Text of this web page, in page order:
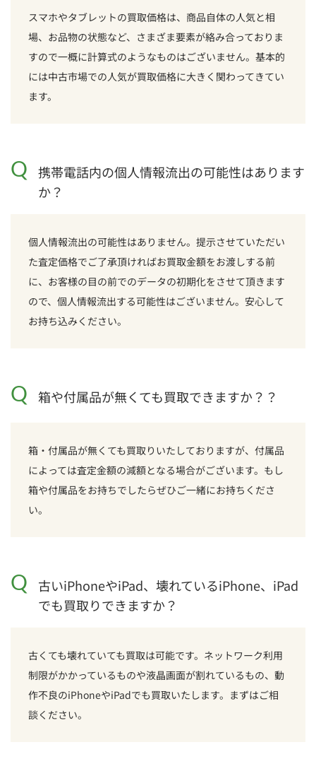
スマホやタブレットの買取価格は、商品自体の人気と相
場、お品物の状態など、さまざま要素が絡み合っておりま
すので一概に計算式のようなものはございません。基本的
には中古市場での人気が買取価格に大きく関わってきてい
ます。
Q
携帯電話内の個人情報流出の可能性はあります
か？
個人情報流出の可能性はありません。提示させていただい
た査定価格でご了承頂ければお買取金額をお渡しする前
に、お客様の目の前でのデータの初期化をさせて頂きます
ので、個人情報流出する可能性はございません。安心して
お持ち込みください。
Q 箱や付属品が無くても買取できますか？？
箱・付属品が無くても買取りいたしておりますが、付属品
によっては査定金額の減額となる場合がございます。もし
箱や付属品をお持ちでしたらぜひご一緒にお持ちくださ
い。
Q
古いiPhoneやiPad、壊れているiPhone、iPad
でも買取りできますか？
古くても壊れていても買取は可能です。ネットワーク利用
制限がかかっているものや液晶画面が割れているもの、動
作不良のiPhoneやiPadでも買取いたします。まずはご相
談ください。